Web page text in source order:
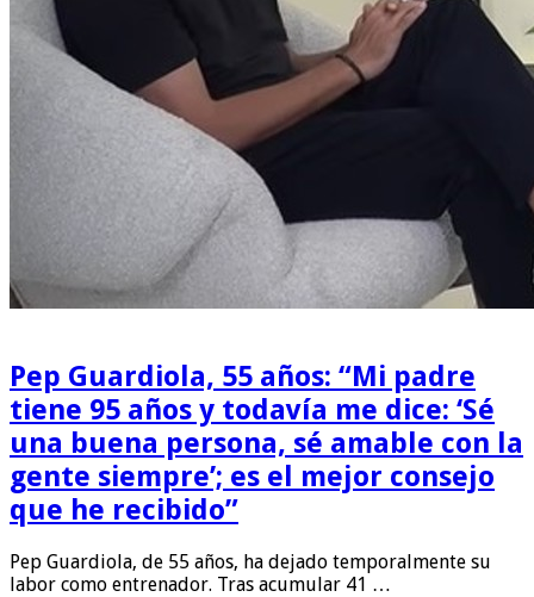
Pep Guardiola, 55 años: “Mi padre
tiene 95 años y todavía me dice: ‘Sé
una buena persona, sé amable con la
gente siempre’; es el mejor consejo
que he recibido”
Pep Guardiola, de 55 años, ha dejado temporalmente su
labor como entrenador. Tras acumular 41 …